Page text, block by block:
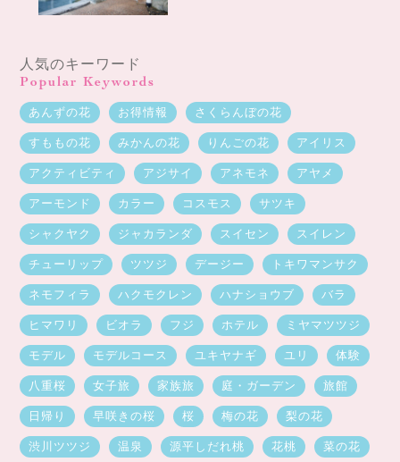
人気のキーワード
Popular Keywords
あんずの花 お得情報 さくらんぼの花
すももの花 みかんの花 りんごの花 アイリス
アクティビティ アジサイ アネモネ アヤメ
アーモンド カラー コスモス サツキ
シャクヤク ジャカランダ スイセン スイレン
チューリップ ツツジ デージー トキワマンサク
ネモフィラ ハクモクレン ハナショウブ バラ
ヒマワリ ビオラ フジ ホテル ミヤマツツジ
モデル モデルコース ユキヤナギ ユリ 体験
八重桜 女子旅 家族旅 庭・ガーデン 旅館
日帰り 早咲きの桜 桜 梅の花 梨の花
渋川ツツジ 温泉 源平しだれ桃 花桃 菜の花